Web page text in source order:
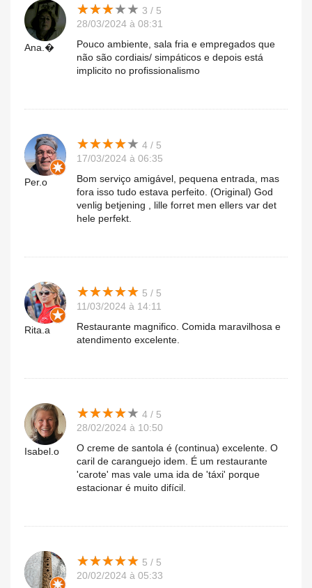
Ana.�
★★★★★
★★★★★ 3 / 5
28/03/2024 à 08:31
Pouco ambiente, sala fria e empregados que
não são cordiais/ simpáticos e depois está
implicito no profissionalismo
Per.o
★★★★★
★★★★★ 4 / 5
17/03/2024 à 06:35
Bom serviço amigável, pequena entrada, mas
fora isso tudo estava perfeito. (Original) God
venlig betjening , lille forret men ellers var det
hele perfekt.
Rita.a
★★★★★
★★★★★ 5 / 5
11/03/2024 à 14:11
Restaurante magnifico. Comida maravilhosa e
atendimento excelente.
Isabel.o
★★★★★
★★★★★ 4 / 5
28/02/2024 à 10:50
O creme de santola é (continua) excelente. O
caril de caranguejo idem. É um restaurante
'carote' mas vale uma ida de 'táxi' porque
estacionar é muito difícil.
★★★★★
★★★★★ 5 / 5
20/02/2024 à 05:33